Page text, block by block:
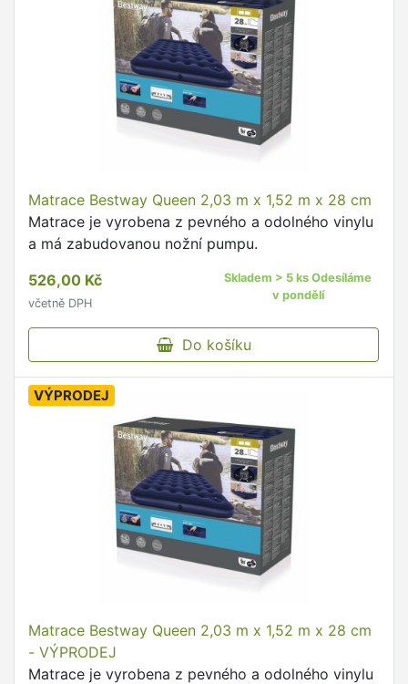
Matrace Bestway Queen 2,03 m x 1,52 m x 28 cm
Matrace je vyrobena z pevného a odolného vinylu
a má zabudovanou nožní pumpu.
526,00 Kč
včetně DPH
Skladem > 5 ks Odesíláme
v pondělí
Do košíku
VÝPRODEJ
Matrace Bestway Queen 2,03 m x 1,52 m x 28 cm
- VÝPRODEJ
Matrace je vyrobena z pevného a odolného vinylu